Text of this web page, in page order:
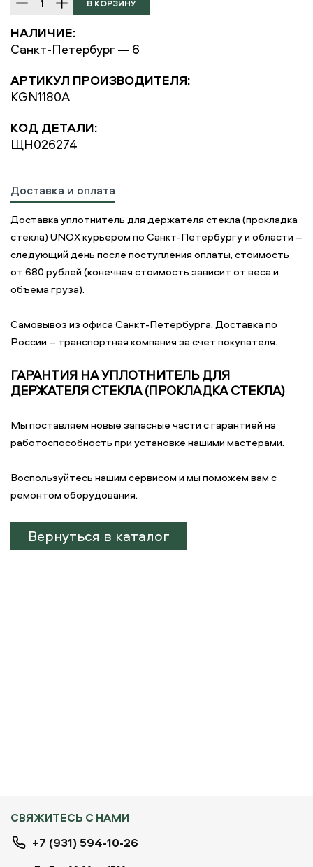
НАЛИЧИЕ:
Санкт-Петербург — 6
АРТИКУЛ ПРОИЗВОДИТЕЛЯ:
KGN1180A
КОД ДЕТАЛИ:
ЩН026274
Доставка и оплата
Доставка уплотнитель для держателя стекла (прокладка
стекла) UNOX курьером по Санкт-Петербургу и области –
следующий день после поступления оплаты, стоимость
от 680 рублей (конечная стоимость зависит от веса и
объема груза).
Самовывоз из офиса Санкт-Петербурга. Доставка по
России – транспортная компания за счет покупателя.
ГАРАНТИЯ НА УПЛОТНИТЕЛЬ ДЛЯ
ДЕРЖАТЕЛЯ СТЕКЛА (ПРОКЛАДКА СТЕКЛА)
Мы поставляем новые запасные части с гарантией на
работоспособность при установке нашими мастерами.
Воспользуйтесь нашим сервисом и мы поможем вам с
ремонтом оборудования.
Вернуться в каталог
СВЯЖИТЕСЬ С НАМИ
+7 (931) 594-10-26